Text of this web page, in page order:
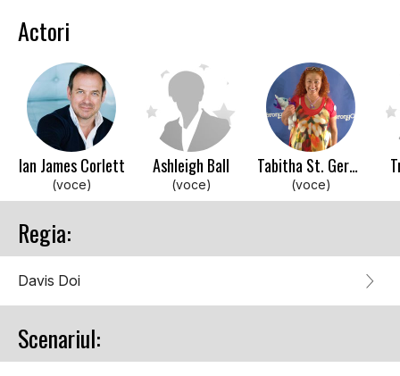
Actori
Ian James Corlett
(voce)
Ashleigh Ball
(voce)
Tabitha St. Germain
(voce)
Regia:
Davis Doi
Scenariul: